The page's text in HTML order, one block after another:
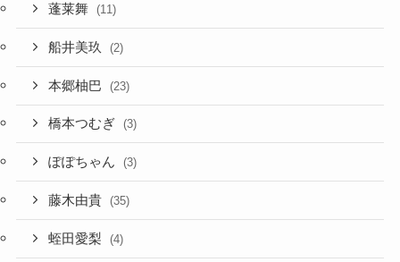
蓬莱舞 (11)
船井美玖 (2)
本郷柚巴 (23)
橋本つむぎ (3)
ぽぽちゃん (3)
藤木由貴 (35)
蛭田愛梨 (4)